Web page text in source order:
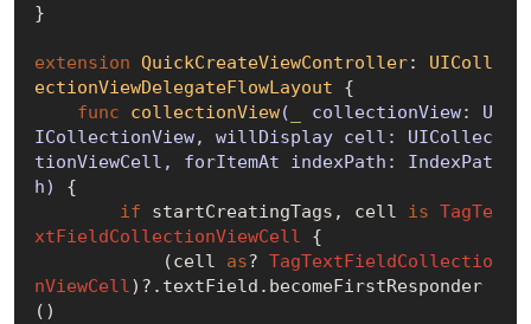
}
extension QuickCreateViewController: UIColl
ectionViewDelegateFlowLayout
{
func
collectionView(
collectionView: U
ICollectionView, willDisplay cell: UICollec
tionViewCell, forItemAt indexPath: IndexPat
h)
{
if startCreatingTags, cell is TagTe
xtFieldCollectionViewCell {
            (cell
as? TagTextFieldCollectio
nViewCell)?.textField.becomeFirstResponder
()